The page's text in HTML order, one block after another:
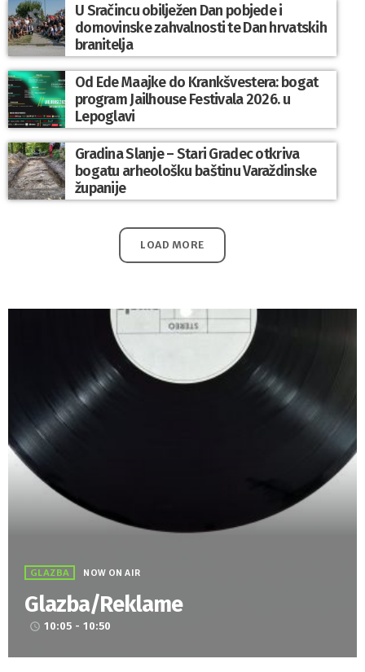
U Sračincu obilježen Dan pobjede i
domovinske zahvalnosti te Dan hrvatskih
branitelja
Od Ede Maajke do Krankšvestera: bogat
program Jailhouse Festivala 2026. u
Lepoglavi
Gradina Slanje – Stari Gradec otkriva
bogatu arheološku baštinu Varaždinske
županije
LOAD MORE
GLAZBA NOW ON AIR
Glazba/Reklame
access_time 10:05 - 10:50